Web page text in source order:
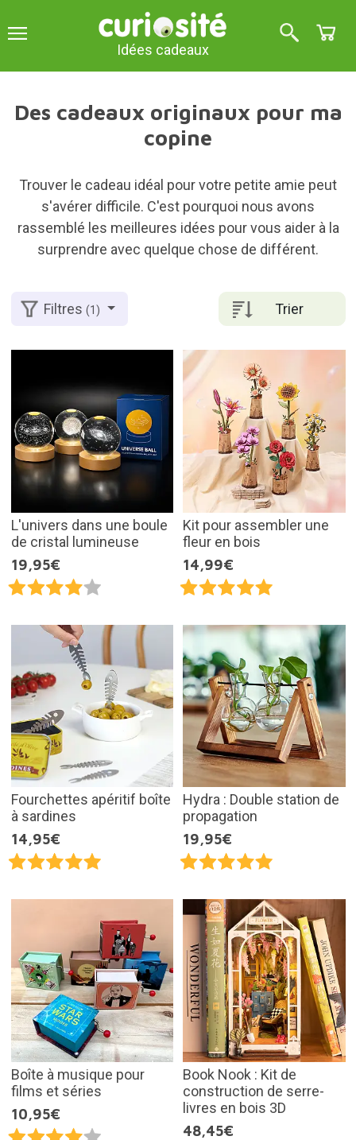
Idées cadeaux
Des cadeaux originaux pour ma
copine
Trouver le cadeau idéal pour votre petite amie peut
s'avérer difficile. C'est pourquoi nous avons
rassemblé les meilleures idées pour vous aider à la
surprendre avec quelque chose de différent.
Trier
Filtres(1)
L'univers dans une boule
de cristal lumineuse
19,95€
Kit pour assembler une
fleur en bois
14,99€
Fourchettes apéritif boîte
à sardines
14,95€
Hydra : Double station de
propagation
19,95€
Boîte à musique pour
films et séries
10,95€
Book Nook : Kit de
construction de serre-
livres en bois 3D
48,45€